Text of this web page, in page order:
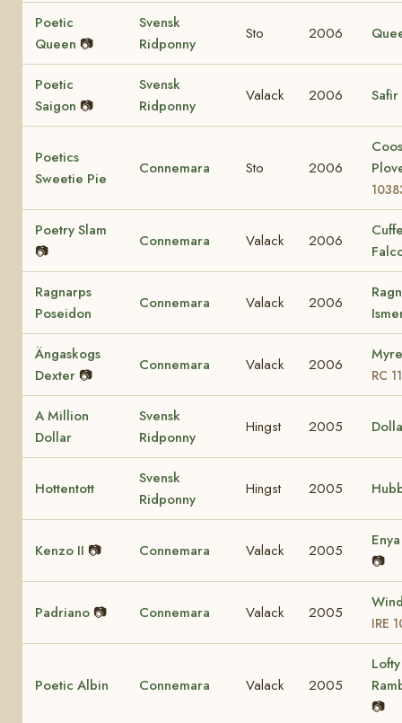
Poetic
Queen 📷
Svensk
Ridponny
Sto 2006
Poetic
Saigon 📷
Svensk
Ridponny
Valack 2006 Safir
Poetics
Sweetie Pie
Connemara Sto 2006
Poetry Slam
📷
Connemara Valack 2006
Ragnarps
Poseidon
Connemara Valack 2006
Ängaskogs
Dexter 📷
Connemara Valack 2006
RC
A Million
Dollar
Svensk
Ridponny
Hingst 2005
Hottentott
Svensk
Ridponny
Hingst 2005
Kenzo II 📷 Connemara Valack 2005
📷
Padriano 📷 Connemara Valack 2005
IRE
Poetic Albin Connemara Valack 2005
📷